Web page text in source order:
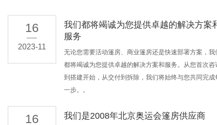
16
2023-11
我们都将竭诚为您提供卓越的解决方案
服务
无论您需要活动篷房、商业篷房还是快速部署方案，我
都将竭诚为您提供卓越的解决方案和服务。从您首次咨
到搭建开始，从交付到拆除，我们将始终与您共同完成
一步。。
16 我们是2008年北京奥运会篷房供应商